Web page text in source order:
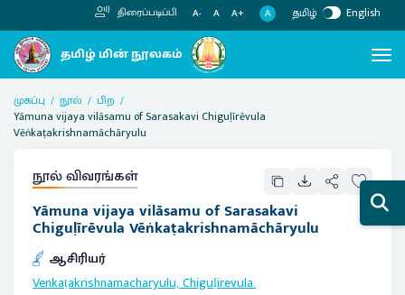
திரைப்படிப்பி A- A A+ A தமிழ் English
முகப்பு நூல்
பிற
Yāmuna vijaya vilāsamu of Sarasakavi Chiguḷīrēvula
Vēṅkaṭakrishnamāchāryulu
நூல் விவரங்கள்
Yāmuna vijaya vilāsamu of Sarasakavi
Chiguḷīrēvula Vēṅkaṭakrishnamāchāryulu
ஆசிரியர்
Venkaṭakrishnamacharyulu, Chiguḷirevula.